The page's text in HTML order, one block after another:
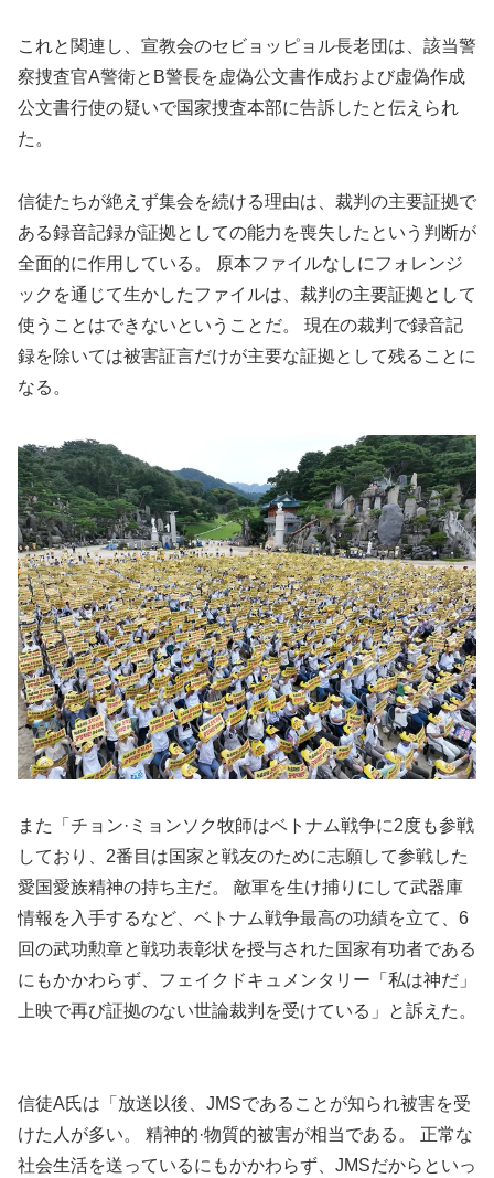
これと関連し、宣教会のセビョッピョル長老団は、該当警
察捜査官A警衛とB警長を虚偽公文書作成および虚偽作成
公文書行使の疑いで国家捜査本部に告訴したと伝えられ
た。
信徒たちが絶えず集会を続ける理由は、裁判の主要証拠で
ある録音記録が証拠としての能力を喪失したという判断が
全面的に作用している。 原本ファイルなしにフォレンジ
ックを通じて生かしたファイルは、裁判の主要証拠として
使うことはできないということだ。 現在の裁判で録音記
録を除いては被害証言だけが主要な証拠として残ることに
なる。
また「チョン·ミョンソク牧師はベトナム戦争に2度も参戦
しており、2番目は国家と戦友のために志願して参戦した
愛国愛族精神の持ち主だ。 敵軍を生け捕りにして武器庫
情報を入手するなど、ベトナム戦争最高の功績を立て、6
回の武功勲章と戦功表彰状を授与された国家有功者である
にもかかわらず、フェイクドキュメンタリー「私は神だ」
上映で再び証拠のない世論裁判を受けている」と訴えた。
信徒A氏は「放送以後、JMSであることが知られ被害を受
けた人が多い。 精神的·物質的被害が相当である。 正常な
社会生活を送っているにもかかわらず、JMSだからといっ